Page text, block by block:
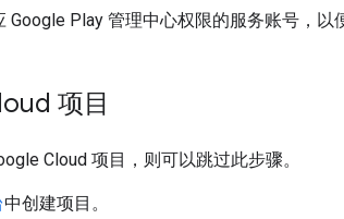
Google Play 管理中心权限的服务账号，以
项目
Cloud 项目，则可以跳过此步骤。
中创建项目。